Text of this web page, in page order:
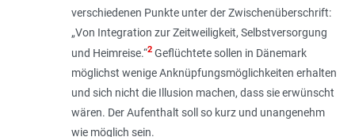
verschiedenen Punkte unter der Zwischenüberschrift:
„Von Integration zur Zeitweiligkeit, Selbstversorgung
und Heimreise.“2Geflüchtete sollen in Dänemark
möglichst wenige Anknüpfungsmöglichkeiten erhalten
und sich nicht die Illusion machen, dass sie erwünscht
wären. Der Aufenthalt soll so kurz und unangenehm
wie möglich sein.